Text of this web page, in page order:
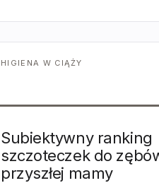
HIGIENA W CIĄŻY
Subiektywny ranking
szczoteczek do
przyszłej mamy